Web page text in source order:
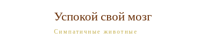
Успокой свой мозг
Симпатичные животные